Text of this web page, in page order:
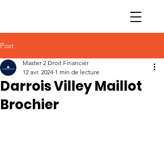
Post
Darrois Villey Maillot
Brochier
Master 2 Droit Financier
12 avr. 2024 1 min de lecture